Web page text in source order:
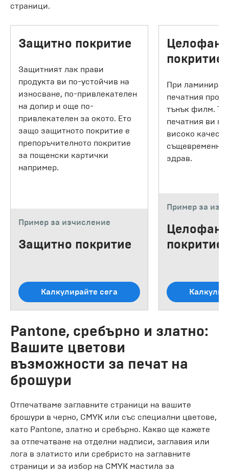
страници.
Защитно покритие
Защитният лак прави
продукта ви по-устойчив на
износване, по-привлекателен
на допир и още по-
привлекателен за окото. Ето
защо защитното покритие е
препоръчителното покритие
за пощенски картички
например.
Пример за изчисление
Защитно покритие
Калкулирайте сега
покритие
При
печатния
тънък филм.
печатния ви
високо
същевременно
здрав.
Пример за
покритие
Pantone, сребърно и златно:
Вашите цветови
възможности за печат на
брошури
Отпечатваме заглавните страници на вашите
брошури в черно, CMYK или със специални цветове,
като Pantone, златно и сребърно. Какво ще кажете
за отпечатване на отделни надписи, заглавия или
лога в златисто или сребристо на заглавните
страници и за избор на CMYK мастила за